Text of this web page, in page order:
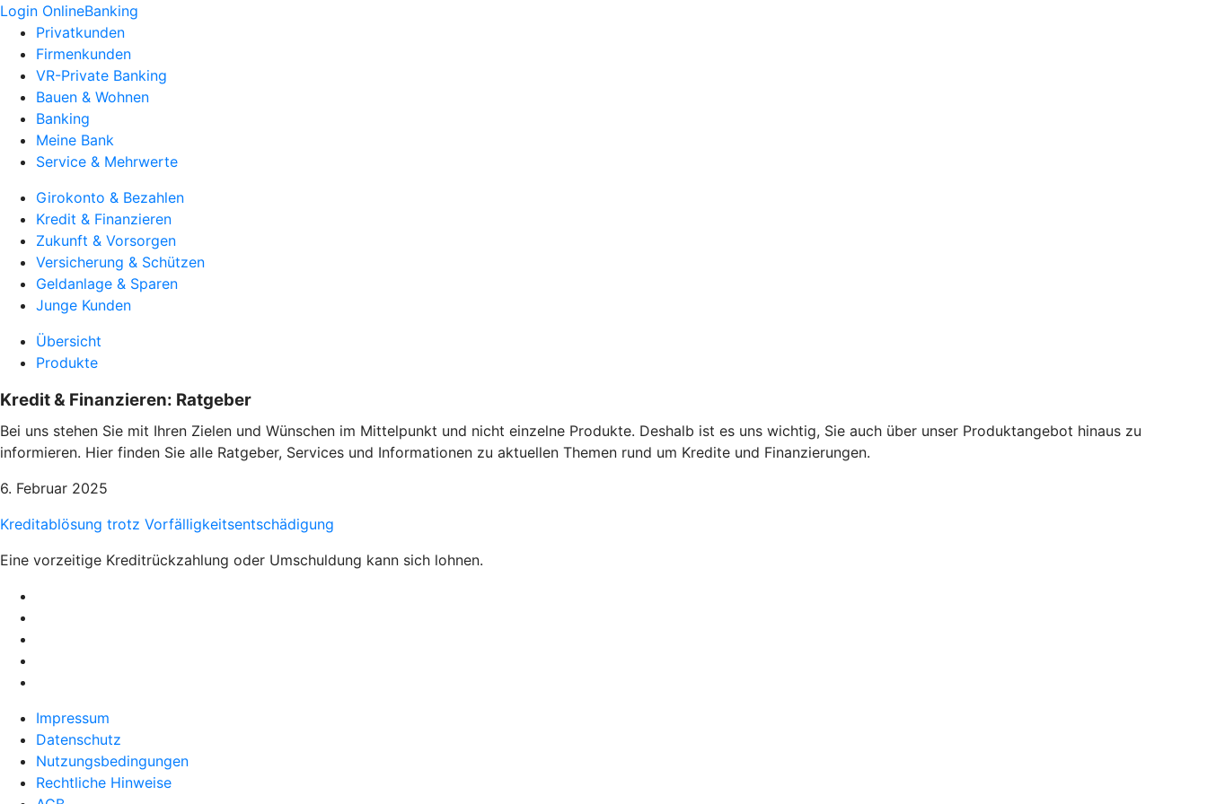
Login OnlineBanking
Privatkunden
Firmenkunden
VR-Private Banking
Bauen & Wohnen
Banking
Meine Bank
Service & Mehrwerte
Girokonto & Bezahlen
Kredit & Finanzieren
Zukunft & Vorsorgen
Versicherung & Schützen
Geldanlage & Sparen
Junge Kunden
Übersicht
Produkte
Kredit & Finanzieren: Ratgeber
Bei uns stehen Sie mit Ihren Zielen und Wünschen im Mittelpunkt und nicht einzelne Produkte. Deshalb ist es uns wichtig, Sie auch über unser Produktangebot hinaus zu
informieren. Hier finden Sie alle Ratgeber, Services und Informationen zu aktuellen Themen rund um Kredite und Finanzierungen.
6. Februar 2025
Kreditablösung trotz Vorfälligkeitsentschädigung
Eine vorzeitige Kreditrückzahlung oder Umschuldung kann sich lohnen.
Impressum
Datenschutz
Nutzungsbedingungen
Rechtliche Hinweise